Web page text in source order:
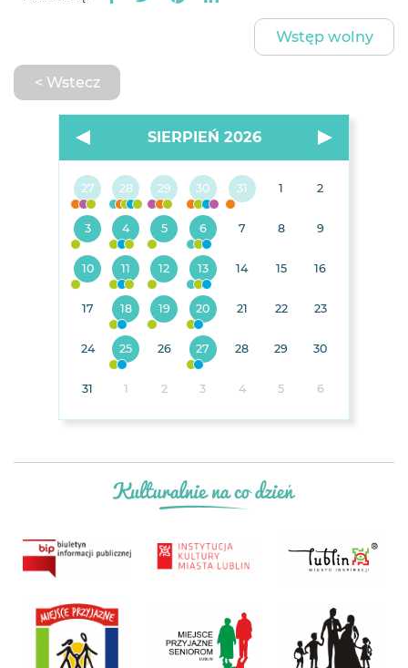
< Wstecz
Wstęp wolny
SIERPIEŃ 2026
27 28 29 30 31 1 2
3 4 5 6 7 8 9
10 11 12 13 14 15 16
17 18 19 20 21 22 23
24 25 26 27 28 29 30
31 1 2 3 4 5 6